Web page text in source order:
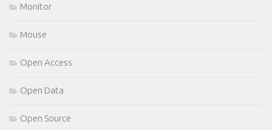
Monitor
Mouse
Open Access
Open Data
Open Source